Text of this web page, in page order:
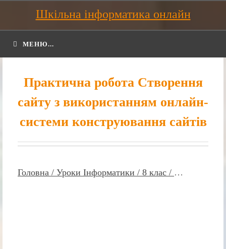
Шкільна інформатика онлайн
МЕНЮ...
Практична робота Створення
сайту з використанням онлайн-
системи конструювання сайтів
Головна / Уроки Інформатики / 8 клас / …